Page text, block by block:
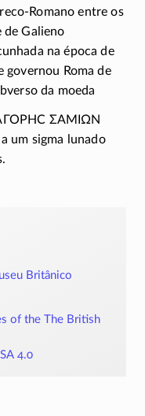
Romano entre os
de Galieno
na época de
governou Roma de
da moeda
ΣΑΜΙΩΝ
um sigma lunado
Britânico
of the The British
4.0